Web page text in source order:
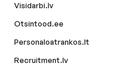
Visidarbi.lv
Otsintood.ee
Personaloatrankos.lt
Recruitment.lv